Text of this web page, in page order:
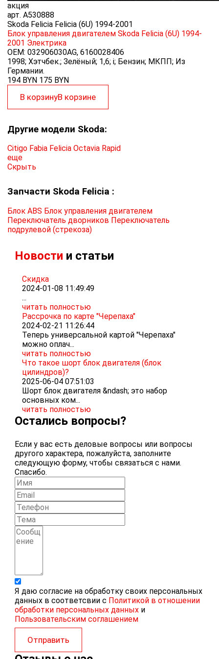
акция
арт. A530888
Skoda Felicia Felicia (6U) 1994-2001
Блок управления двигателем Skoda Felicia (6U) 1994-
2001 Электрика
OEM: 032906030AG, 6160028406
1998; Хэтчбек.; Зелёный; 1,6; i; Бензин; МКПП; Из
Германии.
194 BYN 175 BYN
В корзинуВ корзине
Другие модели Skoda:
Citigo Fabia Felicia Octavia Rapid
еще
Скрыть
Запчасти Skoda Felicia :
Блок ABS Блок управления двигателем
Переключатель дворников Переключатель
подрулевой (стрекоза)
Новости и статьи
Скидка
2024-01-08 11:49:49
...
читать полностью
Рассрочка по карте "Черепаха"
2024-02-21 11:26:44
Теперь универсальной картой "Черепаха"
можно оплач...
читать полностью
Что такое шорт блок двигателя (блок
цилиндров)?
2025-06-04 07:51:03
Шорт блок двигателя &ndash; это набор
основных ком...
читать полностью
Остались вопросы?
Если у вас есть деловые вопросы или вопросы
другого характера, пожалуйста, заполните
следующую форму, чтобы связаться с нами.
Спасибо.
Я даю согласие на обработку своих персональных
данных в соответсвии с Политикой в отношении
обработки персональных данных и
Пользовательским соглашением
Отправить